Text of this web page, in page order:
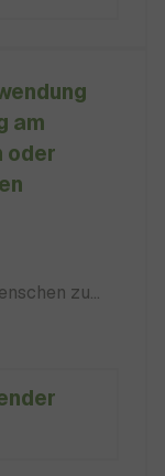
am
oder
zu
anzeigen.
kein